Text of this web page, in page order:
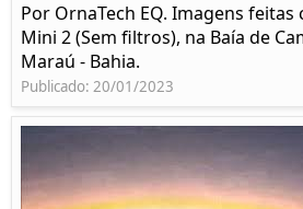
Por OrnaTech EQ. Imagens feitas
Mini 2 (Sem filtros), na Baía de
Maraú - Bahia.
Publicado: 20/01/2023